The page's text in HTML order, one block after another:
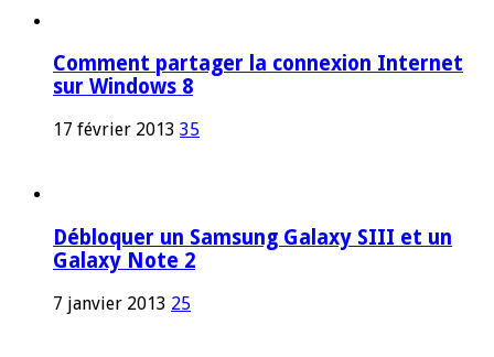
Comment partager la connexion Internet
sur Windows 8
17 février 2013 35
Débloquer un Samsung Galaxy SIII et un
Galaxy Note 2
7 janvier 2013 25